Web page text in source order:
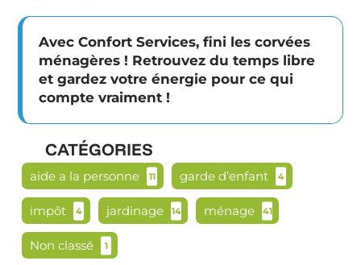
Avec Confort Services, fini les corvées
ménagères ! Retrouvez du temps libre
et gardez votre énergie pour ce qui
compte vraiment !
CATÉGORIES
aide a la personne 11 garde d’enfant 4
impôt 4 jardinage 14 ménage 41
Non classé 1